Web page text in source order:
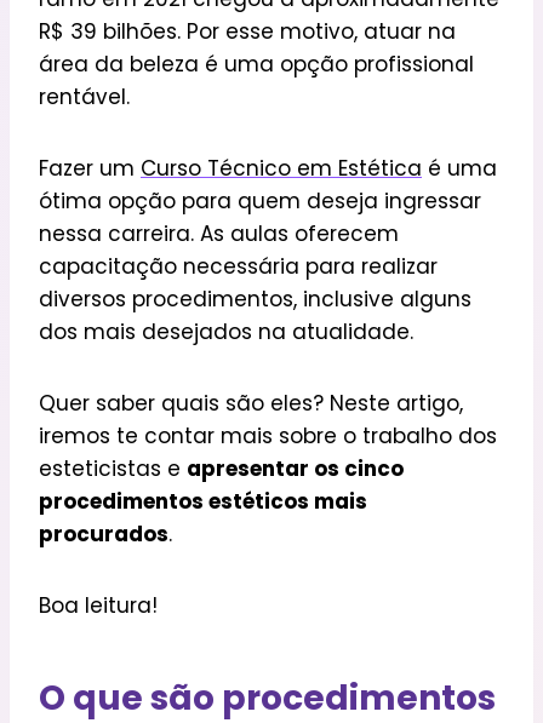
R$ 39 bilhões. Por esse motivo, atuar na
área da beleza é uma opção profissional
rentável.
Fazer um Curso Técnico em Estética é uma
ótima opção para quem deseja ingressar
nessa carreira. As aulas oferecem
capacitação necessária para realizar
diversos procedimentos, inclusive alguns
dos mais desejados na atualidade.
Quer saber quais são eles? Neste artigo,
iremos te contar mais sobre o trabalho dos
esteticistas e apresentar os cinco
procedimentos estéticos mais
procurados.
Boa leitura!
O que são procedimentos